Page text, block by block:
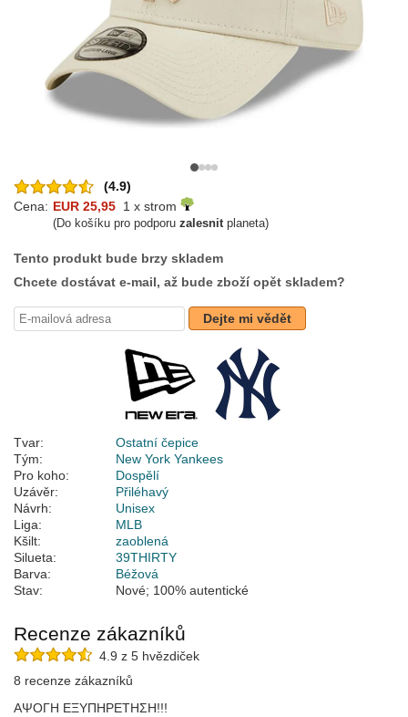
(4.9)
Cena: EUR 25,95 1 x strom
(Do košíku pro podporu zalesnitplaneta)
Tento produkt bude brzy skladem
Chcete dostávat e-mail, až bude zboží opět skladem?
Dejte mi vědět
Tvar:
Ostatní čepice
Tým:
New York Yankees
Pro koho:
Dospělí
Uzávěr:
Přiléhavý
Návrh:
Unisex
Liga:
MLB
Kšilt:
zaoblená
Silueta:
39THIRTY
Barva:
Béžová
Stav:
Nové; 100% autentické
Recenze zákazníků
4.9 z 5 hvězdiček
8 recenze zákazníků
ΑΨΟΓΗ ΕΞΥΠΗΡΕΤΗΣΗ!!!